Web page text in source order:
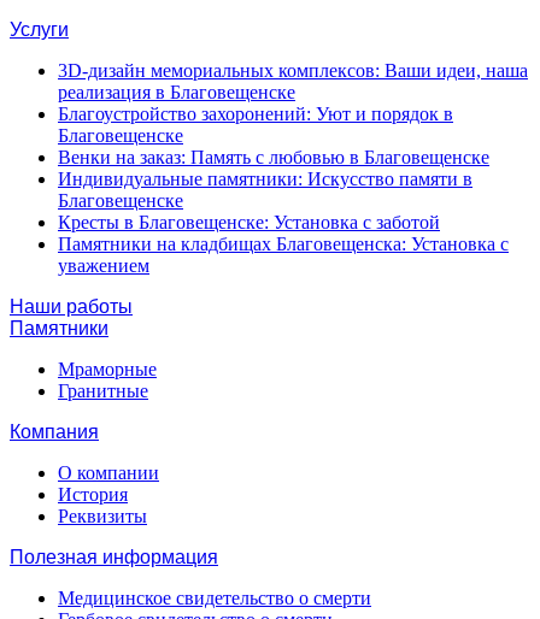
Услуги
3D-дизайн мемориальных комплексов: Ваши идеи, наша
реализация в Благовещенске
Благоустройство захоронений: Уют и порядок в
Благовещенске
Венки на заказ: Память с любовью в Благовещенске
Индивидуальные памятники: Искусство памяти в
Благовещенске
Кресты в Благовещенске: Установка с заботой
Памятники на кладбищах Благовещенска: Установка с
уважением
Наши работы
Памятники
Мраморные
Гранитные
Компания
О компании
История
Реквизиты
Полезная информация
Медицинское свидетельство о смерти